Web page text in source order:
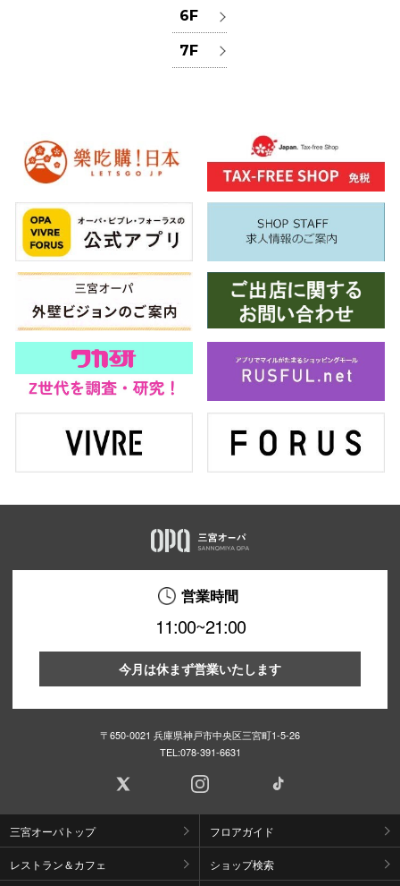
6F
7F
営業時間
11:00~21:00
今月は休まず営業いたします
〒650-0021 兵庫県神戸市中央区三宮町1-5-26
TEL:078-391-6631
三宮オーパトップ フロアガイド
レストラン＆カフェ ショップ検索